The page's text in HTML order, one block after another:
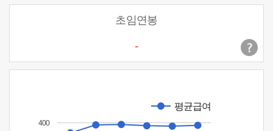
초임연봉
-
평균급여
400